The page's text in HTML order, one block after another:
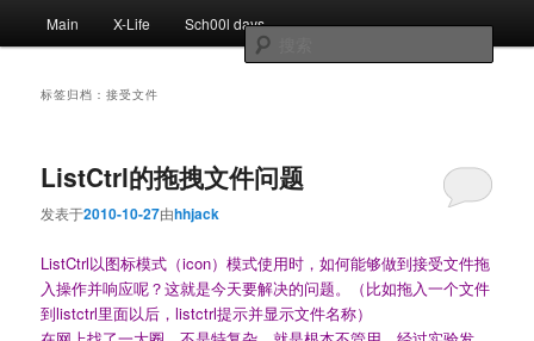
索
Main X-Life Sch00l days
标签归档：接受文件
ListCtrl的拖拽文件问题
发表于2010-10-27由hhjack
ListCtrl以图标模式（icon）模式使用时，如何能够做到接受文件拖
入操作并响应呢？这就是今天要解决的问题。（比如拖入一个文件
到listctrl里面以后，listctrl提示并显示文件名称）